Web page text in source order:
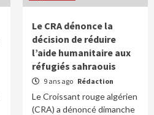
Le CRA dénonce la
décision de réduire
l’aide humanitaire aux
réfugiés sahraouis
9 ans ago Rédaction
Le Croissant rouge algérien
(CRA) a dénoncé dimanche